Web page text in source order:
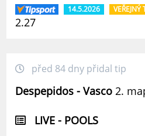
14.5.2026 VEŘEJNÝ
2.27
před 84 dny přidal tip
Despepidos - Vasco2.
LIVE - POOLS